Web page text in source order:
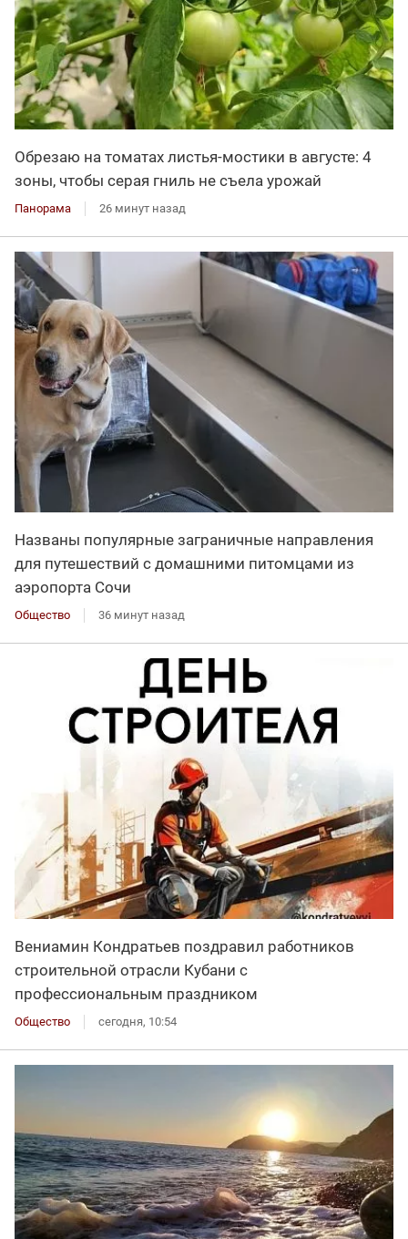
Обрезаю на томатах листья-мостики в августе: 4
зоны, чтобы серая гниль не съела урожай
Панорама 26 минут назад
Названы популярные заграничные направления
для путешествий с домашними питомцами из
аэропорта Сочи
Общество 36 минут назад
Вениамин Кондратьев поздравил работников
строительной отрасли Кубани с
профессиональным праздником
Общество сегодня, 10:54